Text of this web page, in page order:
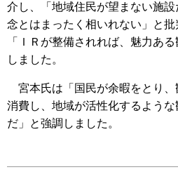
介し、「地域住民が望まない施
念とはまったく相いれない」と
「ＩＲが整備されれば、魅力あ
しました。
宮本氏は「国民が余暇をとり、
消費し、地域が活性化するよう
だ」と強調しました。